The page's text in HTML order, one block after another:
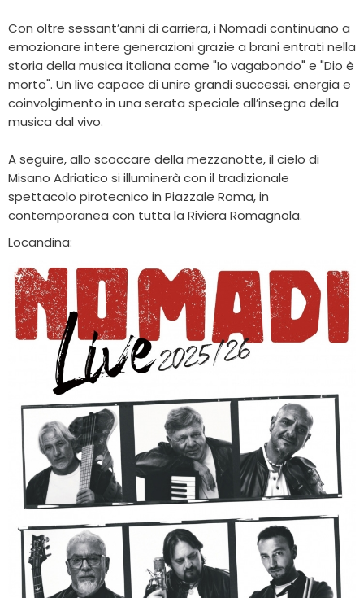
Con oltre sessant’anni di carriera, i Nomadi continuano a
emozionare intere generazioni grazie a brani entrati nella
storia della musica italiana come "Io vagabondo" e "Dio è
morto". Un live capace di unire grandi successi, energia e
coinvolgimento in una serata speciale all’insegna della
musica dal vivo.
A seguire, allo scoccare della mezzanotte, il cielo di
Misano Adriatico si illuminerà con il tradizionale
spettacolo pirotecnico in Piazzale Roma, in
contemporanea con tutta la Riviera Romagnola.
Locandina: